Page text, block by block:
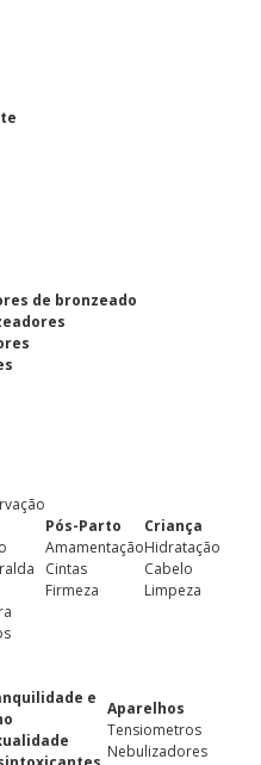
de bronzeado
Pós-Parto
Amamentação
Cintas
Firmeza
Criança
Hidratação
Cabelo
Limpeza
e
Aparelhos
Tensiometros
Nebulizadores